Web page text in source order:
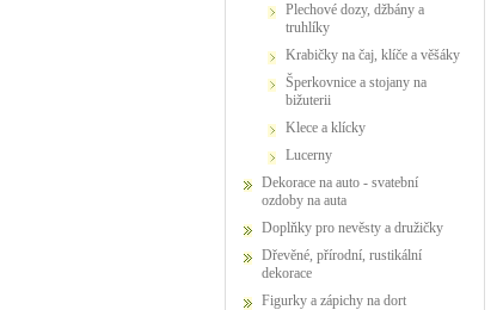
Plechové dozy, džbány a
truhlíky
Krabičky na čaj, klíče a věšáky
Šperkovnice a stojany na
bižuterii
Klece a klícky
Lucerny
Dekorace na auto - svatební
ozdoby na auta
Doplňky pro nevěsty a družičky
Dřevěné, přírodní, rustikální
dekorace
Figurky a zápichy na dort